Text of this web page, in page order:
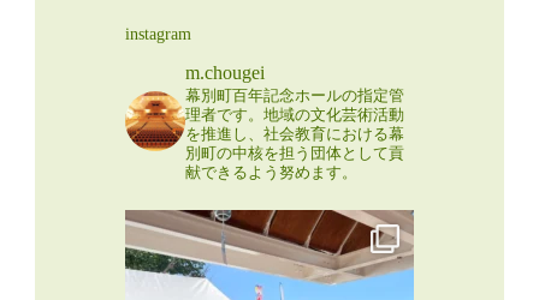
instagram
m.chougei
幕別町百年記念ホールの指定管
理者です。地域の文化芸術活動
を推進し、社会教育における幕
別町の中核を担う団体として貢
献できるよう努めます。